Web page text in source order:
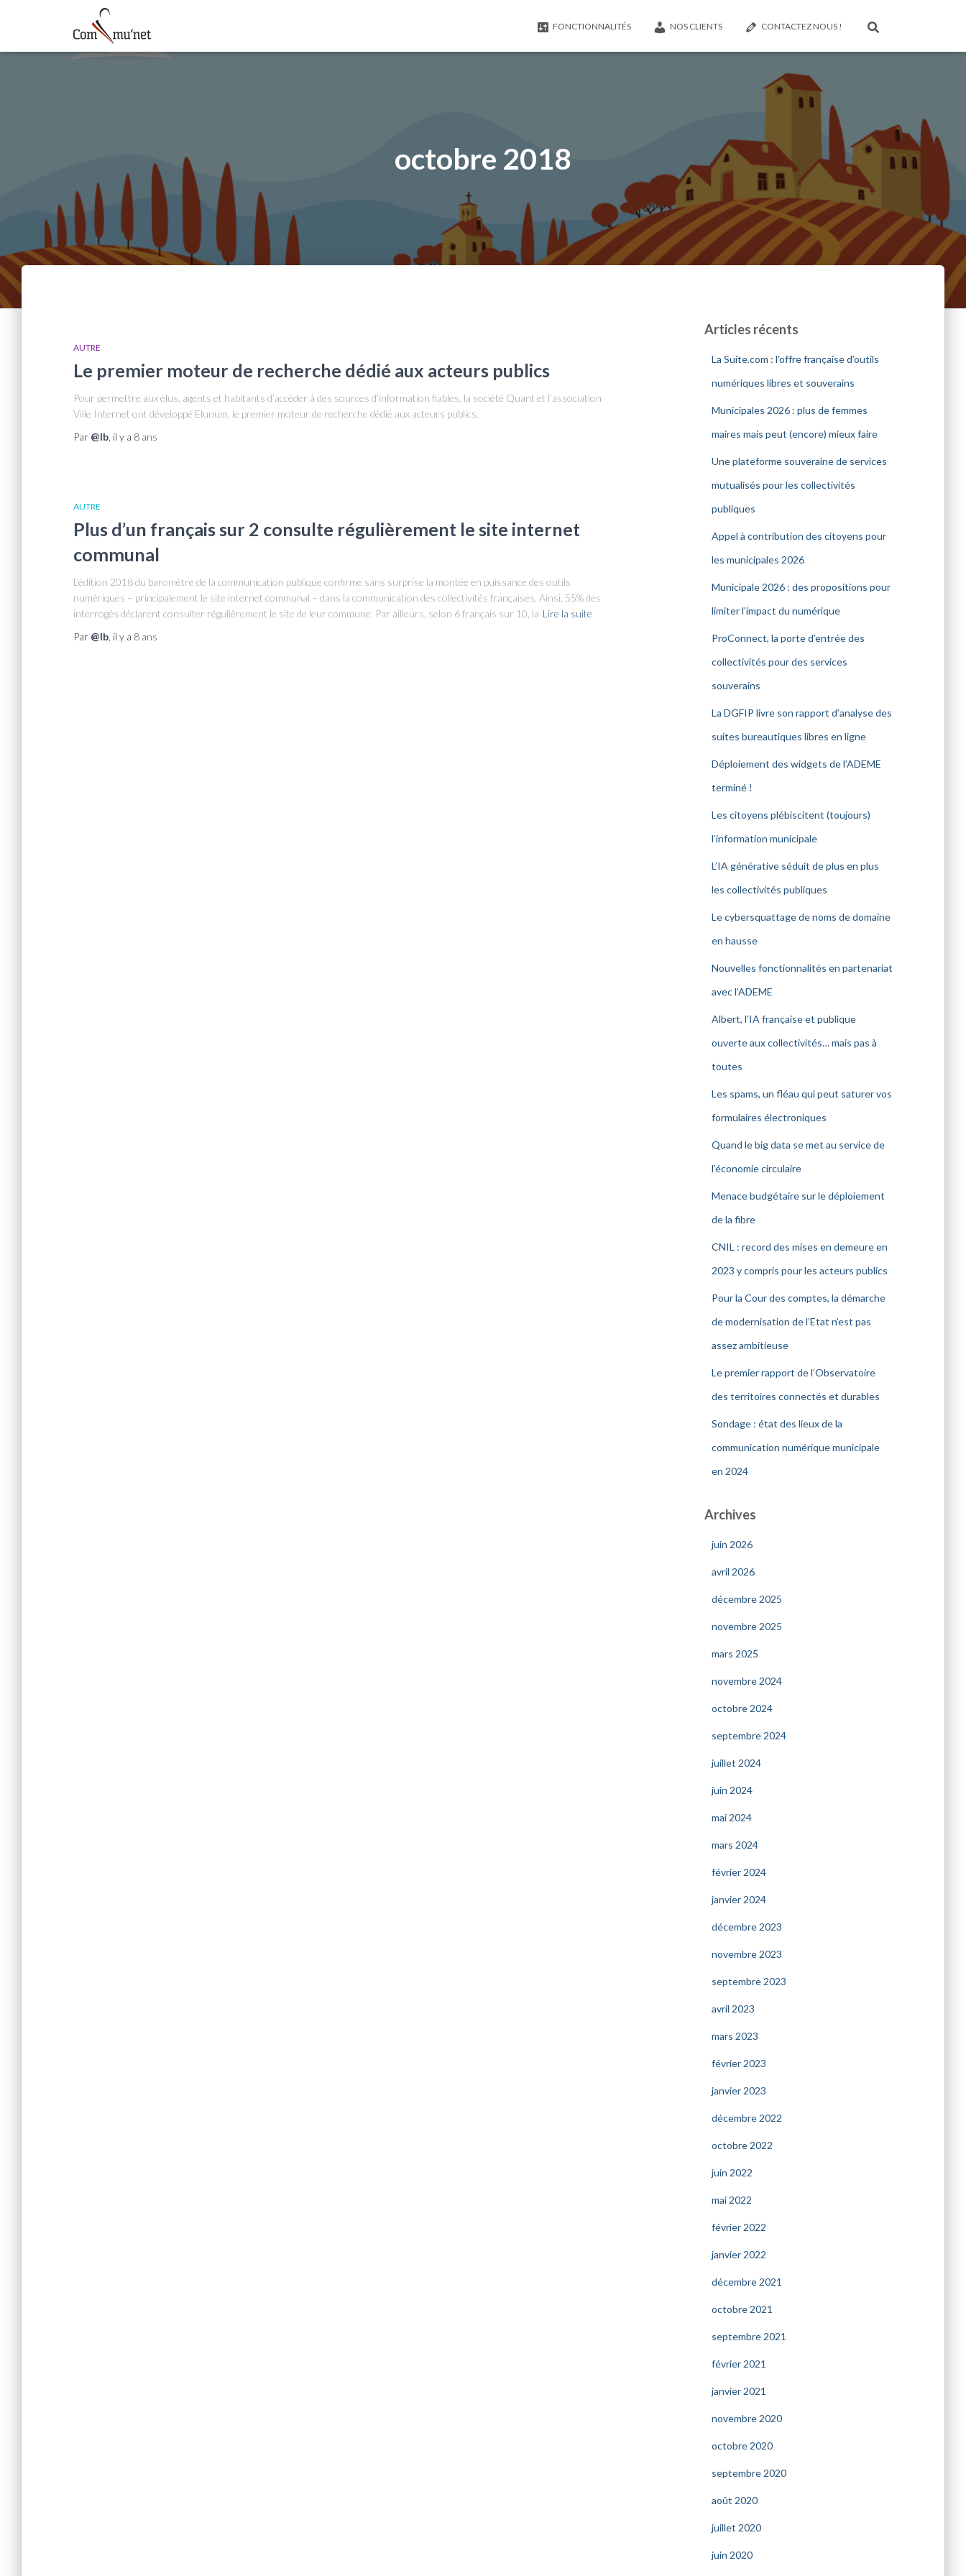
FONCTIONNALITÉS NOS CLIENTS CONTACTEZ NOUS !
octobre 2018
AUTRE
Le premier moteur de recherche dédié aux acteurs publics
Pour permettre aux élus, agents et habitants d’accéder à des sources d’information fiables, la société Quant et l’association
Ville Internet ont développé Elunum, le premier moteur de recherche dédié aux acteurs publics.
Par @lb , il y a 8 ans
AUTRE
Plus d’un français sur 2 consulte régulièrement le site internet
communal
L’édition 2018 du baromètre de la communication publique confirme sans surprise la montée en puissance des outils
numériques – principalement le site internet communal – dans la communication des collectivités françaises. Ainsi, 55% des
interrogés déclarent consulter régulièrement le site de leur commune. Par ailleurs, selon 6 français sur 10, la Lire la suite
Par @lb , il y a 8 ans
Articles récents
La Suite.com : l’offre française d’outils
numériques libres et souverains
Municipales 2026 : plus de femmes
maires mais peut (encore) mieux faire
Une plateforme souveraine de services
mutualisés pour les collectivités
publiques
Appel à contribution des citoyens pour
les municipales 2026
Municipale 2026 : des propositions pour
limiter l’impact du numérique
ProConnect, la porte d’entrée des
collectivités pour des services
souverains
La DGFIP livre son rapport d’analyse des
suites bureautiques libres en ligne
Déploiement des widgets de l’ADEME
terminé !
Les citoyens plébiscitent (toujours)
l’information municipale
L’IA générative séduit de plus en plus
les collectivités publiques
Le cybersquattage de noms de domaine
en hausse
Nouvelles fonctionnalités en partenariat
avec l’ADEME
Albert, l’IA française et publique
ouverte aux collectivités… mais pas à
toutes
Les spams, un fléau qui peut saturer vos
formulaires électroniques
Quand le big data se met au service de
l’économie circulaire
Menace budgétaire sur le déploiement
de la fibre
CNIL : record des mises en demeure en
2023 y compris pour les acteurs publics
Pour la Cour des comptes, la démarche
de modernisation de l’Etat n’est pas
assez ambitieuse
Le premier rapport de l’Observatoire
des territoires connectés et durables
Sondage : état des lieux de la
communication numérique municipale
en 2024
Archives
juin 2026
avril 2026
décembre 2025
novembre 2025
mars 2025
novembre 2024
octobre 2024
septembre 2024
juillet 2024
juin 2024
mai 2024
mars 2024
février 2024
janvier 2024
décembre 2023
novembre 2023
septembre 2023
avril 2023
mars 2023
février 2023
janvier 2023
décembre 2022
octobre 2022
juin 2022
mai 2022
février 2022
janvier 2022
décembre 2021
octobre 2021
septembre 2021
février 2021
janvier 2021
novembre 2020
octobre 2020
septembre 2020
août 2020
juillet 2020
juin 2020